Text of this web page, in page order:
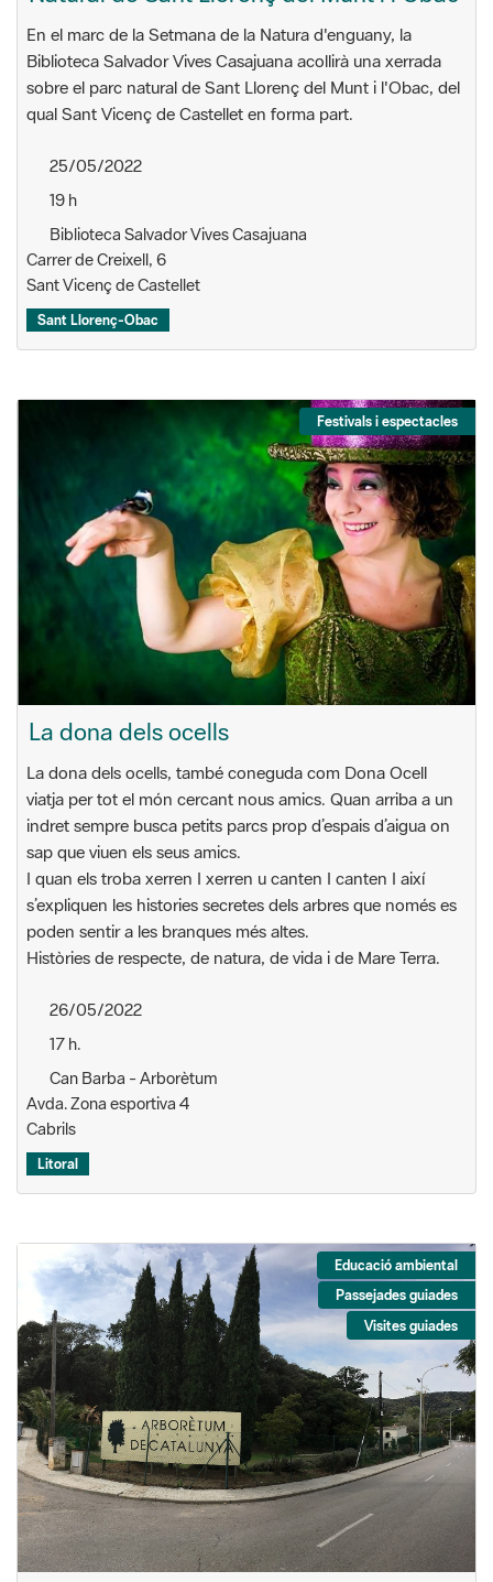
En el marc de la Setmana de la Natura d'enguany, la
Biblioteca Salvador Vives Casajuana acollirà una xerrada
sobre el parc natural de Sant Llorenç del Munt i l'Obac, del
qual Sant Vicenç de Castellet en forma part.
25/05/2022
19 h
Biblioteca Salvador Vives Casajuana
Carrer de Creixell, 6
Sant Vicenç de Castellet
Sant Llorenç-Obac
Festivals i espectacles
La dona dels ocells
La dona dels ocells, també coneguda com Dona Ocell
viatja per tot el món cercant nous amics. Quan arriba a un
indret sempre busca petits parcs prop d’espais d’aigua on
sap que viuen els seus amics.
I quan els troba xerren I xerren u canten I canten I així
s’expliquen les histories secretes dels arbres que només es
poden sentir a les branques més altes.
Històries de respecte, de natura, de vida i de Mare Terra.
26/05/2022
17 h.
Can Barba - Arborètum
Avda. Zona esportiva 4
Cabrils
Litoral
Educació ambiental
Passejades guiades
Visites guiades